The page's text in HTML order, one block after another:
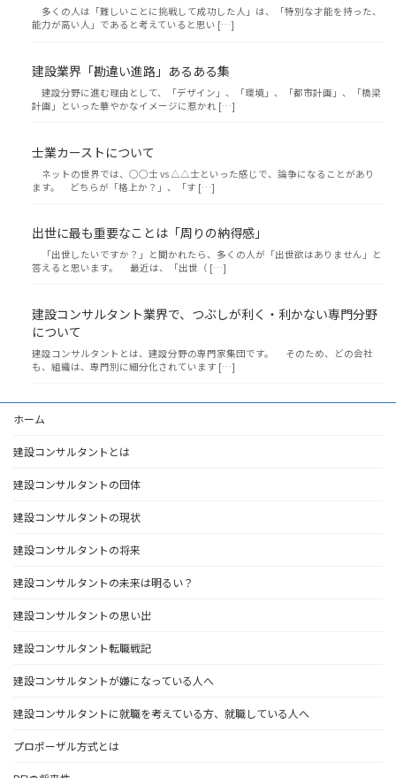
多くの人は「難しいことに挑戦して成功した人」は、「特別な才能を持った、
能力が高い人」であると考えていると思い […]
建設業界「勘違い進路」あるある集
建設分野に進む理由として、「デザイン」、「環境」、「都市計画」、「橋梁
計画」といった華やかなイメージに惹かれ […]
士業カーストについて
ネットの世界では、○○士 vs △△士といった感じで、論争になることがあり
ます。 どちらが「格上か？」、「す […]
出世に最も重要なことは「周りの納得感」
「出世したいですか？」と聞かれたら、多くの人が「出世欲はありません」と
答えると思います。 最近は、「出世（ […]
建設コンサルタント業界で、つぶしが利く・利かない専門分野
について
建設コンサルタントとは、建設分野の専門家集団です。 そのため、どの会社
も、組織は、専門別に細分化されています […]
ホーム
建設コンサルタントとは
建設コンサルタントの団体
建設コンサルタントの現状
建設コンサルタントの将来
建設コンサルタントの未来は明るい？
建設コンサルタントの思い出
建設コンサルタント転職戦記
建設コンサルタントが嫌になっている人へ
建設コンサルタントに就職を考えている方、就職している人へ
プロポーザル方式とは